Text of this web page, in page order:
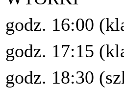
godz. 16:00
godz. 17:15
godz. 18:30